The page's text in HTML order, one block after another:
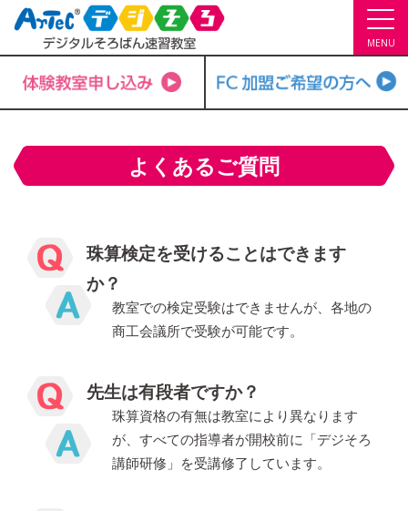
MENU
よくあるご質問
珠算検定を受けることはできます
か？
教室での検定受験はできませんが、各地の
商工会議所で受験が可能です。
先生は有段者ですか？
珠算資格の有無は教室により異なります
が、すべての指導者が開校前に「デジそろ
講師研修」を受講修了しています。